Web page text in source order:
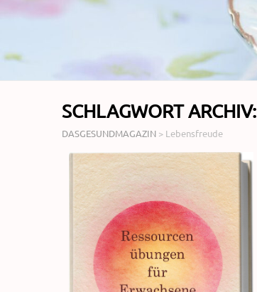
SCHLAGWORT ARCHIV:
DASGESUNDMAGAZIN > Lebensfreude